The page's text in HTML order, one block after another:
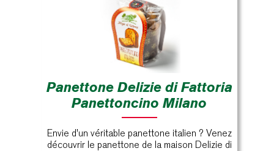
Panettone Delizie di Fattoria
Panettoncino Milano
Envie d'un véritable panettone italien ? Venez
découvrir le panettone de la maison Delizie di